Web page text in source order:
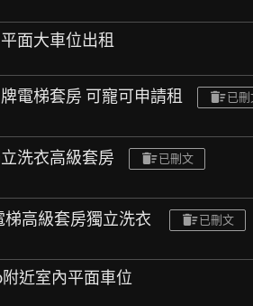
面大車位出租
電梯套房 可寵可申請租 已刪
洗衣高級套房 已刪文
高級套房獨立洗衣 已刪文
近室內平面車位